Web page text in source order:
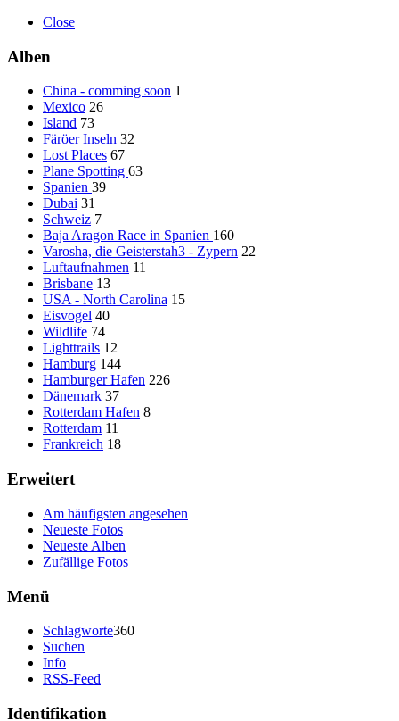
Close
Alben
China - comming soon 1
Mexico 26
Island 73
Färöer Inseln 32
Lost Places 67
Plane Spotting 63
Spanien 39
Dubai 31
Schweiz 7
Baja Aragon Race in Spanien 160
Varosha, die Geisterstah3 - Zypern 22
Luftaufnahmen 11
Brisbane 13
USA - North Carolina 15
Eisvogel 40
Wildlife 74
Lighttrails 12
Hamburg 144
Hamburger Hafen 226
Dänemark 37
Rotterdam Hafen 8
Rotterdam 11
Frankreich 18
Erweitert
Am häufigsten angesehen
Neueste Fotos
Neueste Alben
Zufällige Fotos
Menü
Schlagworte360
Suchen
Info
RSS-Feed
Identifikation